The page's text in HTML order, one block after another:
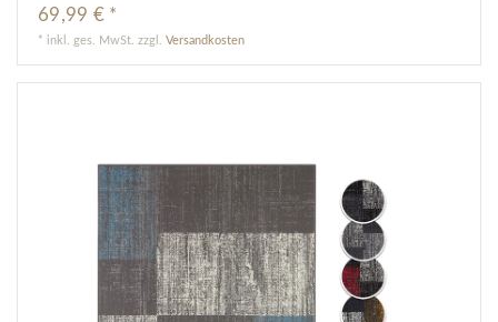
69,99 € *
* inkl. ges. MwSt. zzgl.Versandkosten